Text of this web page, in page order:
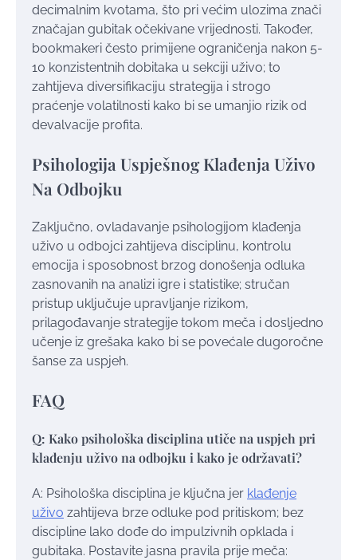
decimalnim kvotama, što pri većim ulozima znači
značajan gubitak očekivane vrijednosti. Također,
bookmakeri često primijene ograničenja nakon 5-
10 konzistentnih dobitaka u sekciji uživo; to
zahtijeva diversifikaciju strategija i strogo
praćenje volatilnosti kako bi se umanjio rizik od
devalvacije profita.
Psihologija Uspješnog Klađenja Uživo
Na Odbojku
Zaključno, ovladavanje psihologijom klađenja
uživo u odbojci zahtijeva disciplinu, kontrolu
emocija i sposobnost brzog donošenja odluka
zasnovanih na analizi igre i statistike; stručan
pristup uključuje upravljanje rizikom,
prilagođavanje strategije tokom meča i dosljedno
učenje iz grešaka kako bi se povećale dugoročne
šanse za uspjeh.
FAQ
Q: Kako psihološka disciplina utiče na uspjeh pri
klađenju uživo na odbojku i kako je održavati?
A: Psihološka disciplina je ključna jer klađenje
uživo zahtijeva brze odluke pod pritiskom; bez
discipline lako dođe do impulzivnih opklada i
gubitaka. Postavite jasna pravila prije meča: